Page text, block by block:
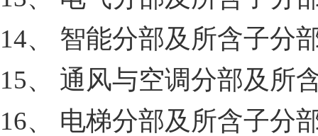
14、 智能分部及所含子分
15、 通风与空调分部及所
16、 电梯分部及所含子分